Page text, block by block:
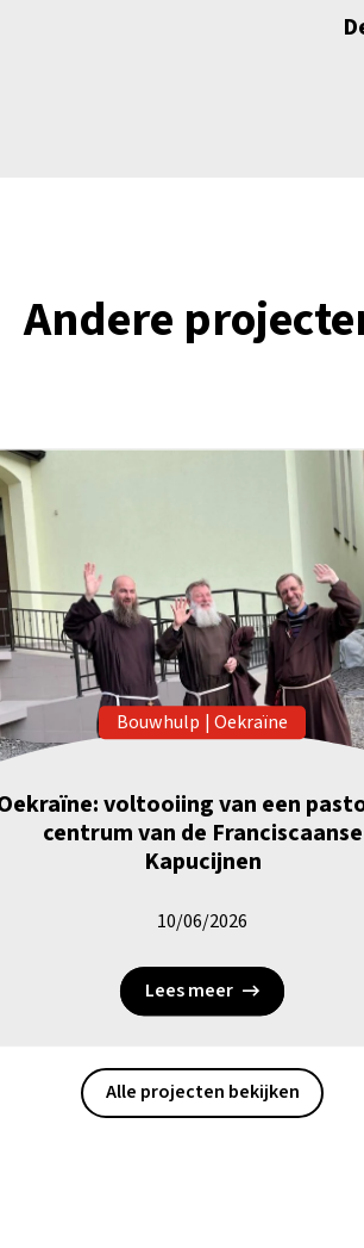
Andere
Bouwhulp | Oekraïne
voltooiing van een
centrum van de Franciscaanse
Kapucijnen
10/06/2026
Lees meer
Alle projecten bekijken